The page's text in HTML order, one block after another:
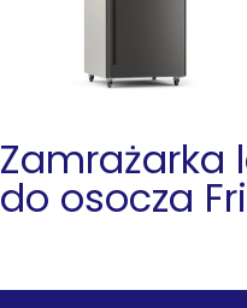
Zamrażarka
do osocza